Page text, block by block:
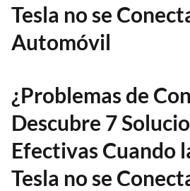
Tesla no se
Automóvil
¿Problemas de
Descubre 7
Efectivas Cuando
Tesla no se